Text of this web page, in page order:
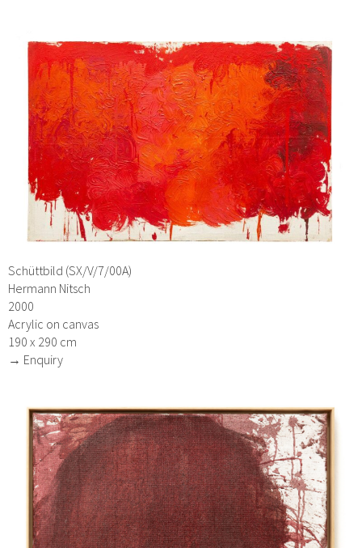
Schüttbild (SX/V/7/00A)
Hermann Nitsch
2000
Acrylic on canvas
190 x 290 cm
→ Enquiry